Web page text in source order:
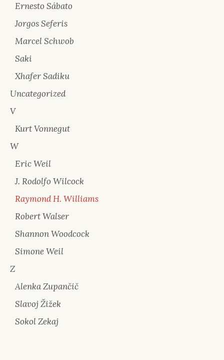
Ernesto Sábato
Jorgos Seferis
Marcel Schwob
Saki
Xhafer Sadiku
Uncategorized
V
Kurt Vonnegut
W
Eric Weil
J. Rodolfo Wilcock
Raymond H. Williams
Robert Walser
Shannon Woodcock
Simone Weil
Z
Alenka Zupančič
Slavoj Žižek
Sokol Zekaj